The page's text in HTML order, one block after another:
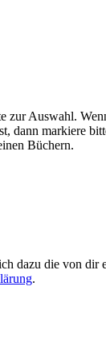
zur Auswahl.
dann markiere
Büchern.
dazu die von dir
.